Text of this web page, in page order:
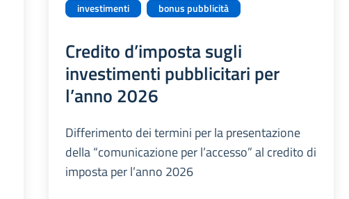
investimenti
bonus pubblicità
Credito d’imposta sugli
investimenti pubblicitari per
l’anno 2026
Differimento dei termini per la presentazione
della “comunicazione per l’accesso” al credito di
imposta per l’anno 2026